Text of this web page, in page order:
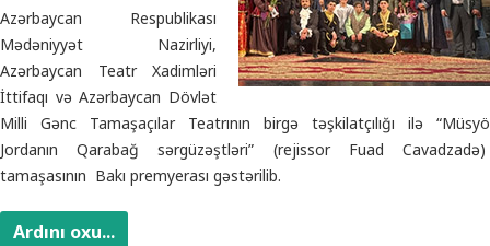
Azərbaycan Respublikası
Mədəniyyət Nazirliyi,
Azərbaycan Teatr Xadimləri
İttifaqı və Azərbaycan Dövlət
Milli Gənc Tamaşaçılar Teatrının birgə təşkilatçılığı ilə “Müsyö
Jordanın Qarabağ sərgüzəştləri” (rejissor Fuad Cavadzadə)
tamaşasının Bakı premyerası gəstərilib.
Ardını oxu...